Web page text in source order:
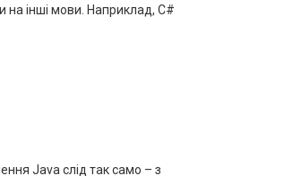
на інші мови. Наприклад, C#
Java слід так само – з